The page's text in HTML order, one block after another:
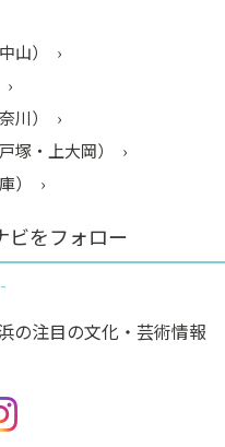
山）
川）
塚・上大岡）
）
ビをフォロー
の注目の文化・芸術情報